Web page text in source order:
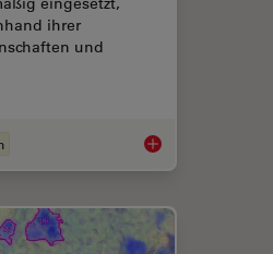
Information
ihrer
und
Das Prinzip der